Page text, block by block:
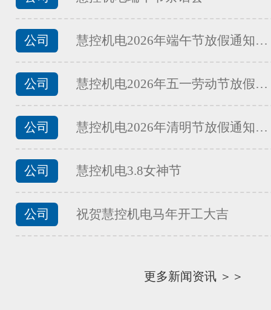
...
...
公司 慧控机电2026年端午节放假通知…
公司 慧控机电2026年五一劳动节放假…
公司 慧控机电2026年清明节放假通知…
公司 慧控机电3.8女神节
公司 祝贺慧控机电马年开工大吉
更多新闻资讯 ＞＞